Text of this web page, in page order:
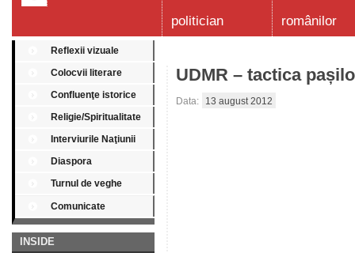
politician
românilor
Reflexii vizuale
Colocvii literare
Confluenţe istorice
Religie/Spiritualitate
Interviurile Naţiunii
Diaspora
Turnul de veghe
Comunicate
INSIDE
UDMR – tactica
Data: 13 august 2012